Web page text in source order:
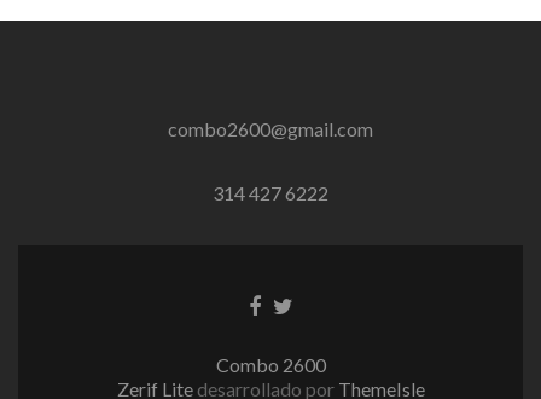
combo2600@gmail.com
314 427 6222
EnlaceEnlace
Combo 2600
Zerif Lite desarrollado por ThemeIsle